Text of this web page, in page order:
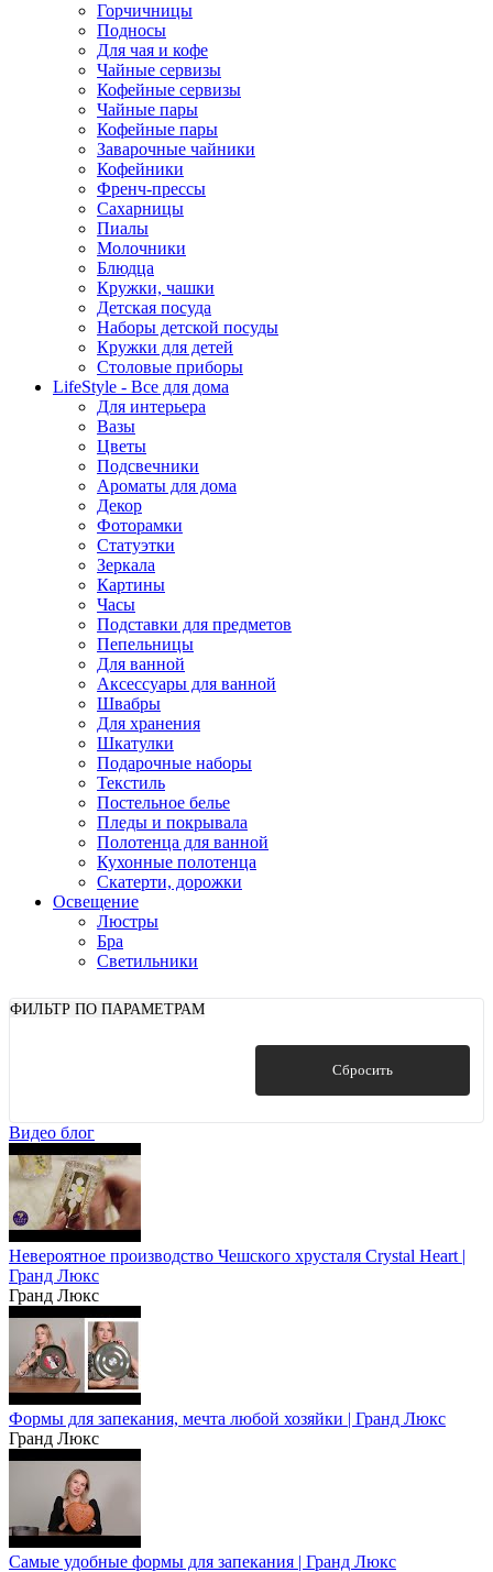
Горчичницы
Подносы
Для чая и кофе
Чайные сервизы
Кофейные сервизы
Чайные пары
Кофейные пары
Заварочные чайники
Кофейники
Френч-прессы
Сахарницы
Пиалы
Молочники
Блюдца
Кружки, чашки
Детская посуда
Наборы детской посуды
Кружки для детей
Столовые приборы
LifeStyle - Все для дома
Для интерьера
Вазы
Цветы
Подсвечники
Ароматы для дома
Декор
Фоторамки
Статуэтки
Зеркала
Картины
Часы
Подставки для предметов
Пепельницы
Для ванной
Аксессуары для ванной
Швабры
Для хранения
Шкатулки
Подарочные наборы
Текстиль
Постельное белье
Пледы и покрывала
Полотенца для ванной
Кухонные полотенца
Скатерти, дорожки
Освещение
Люстры
Бра
Светильники
ФИЛЬТР ПО ПАРАМЕТРАМ
Сбросить
Видео блог
Невероятное производство Чешского хрусталя Crystal Heart |
Гранд Люкс
Гранд Люкс
Формы для запекания, мечта любой хозяйки | Гранд Люкс
Гранд Люкс
Самые удобные формы для запекания | Гранд Люкс